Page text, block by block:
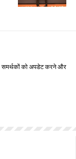
समर्थकों को अपडेट करने और